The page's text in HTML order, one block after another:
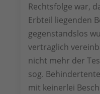
Rechtsfolge war,
Erbteil liegenden
gegenstandslos
vertraglich
nicht mehr der
sog.
mit keinerlei